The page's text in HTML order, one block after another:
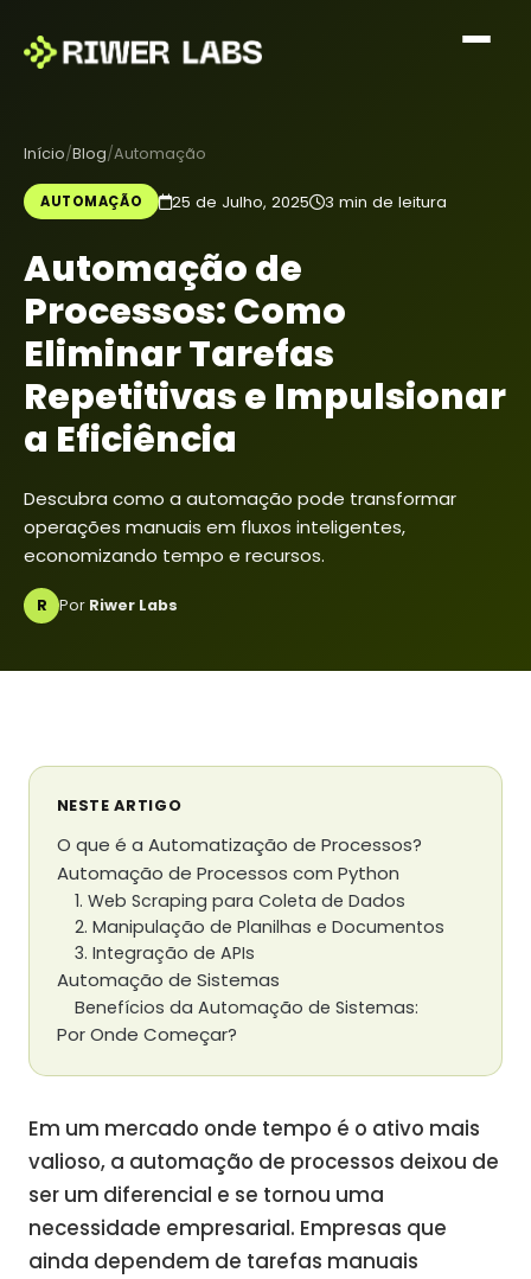
Início Blog Automação
AUTOMAÇÃO 25 de Julho, 2025 3 min de leitura
Automação de
Processos: Como
Eliminar Tarefas
Repetitivas e Impulsionar
a Eficiência
Descubra como a automação pode transformar
operações manuais em fluxos inteligentes,
economizando tempo e recursos.
R Por Riwer Labs
NESTE ARTIGO
O que é a Automatização de Processos?
Automação de Processos com Python
1. Web Scraping para Coleta de Dados
2. Manipulação de Planilhas e Documentos
3. Integração de APIs
Automação de Sistemas
Benefícios da Automação de Sistemas:
Por Onde Começar?
Em um mercado onde tempo é o ativo mais
valioso, a automação de processos deixou de
ser um diferencial e se tornou uma
necessidade empresarial. Empresas que
ainda dependem de tarefas manuais